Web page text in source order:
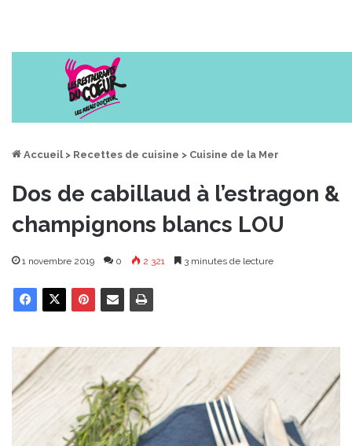
Accueil > Recettes de cuisine > Cuisine de la Mer
Dos de cabillaud à l’estragon &
champignons blancs LOU
1 novembre 2019 0 2 321 3 minutes de lecture